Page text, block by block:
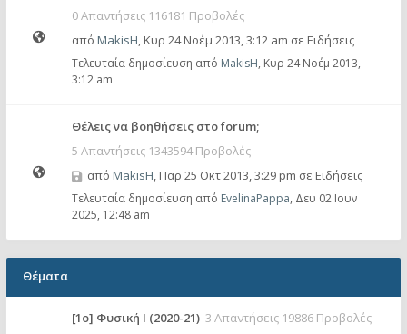
0 Απαντήσεις 116181 Προβολές
από MakisH, Κυρ 24 Νοέμ 2013, 3:12 am σε Ειδήσεις
Τελευταία δημοσίευση από MakisH, Κυρ 24 Νοέμ 2013,
3:12 am
Θέλεις να βοηθήσεις στο forum;
5 Απαντήσεις 1343594 Προβολές
από MakisH, Παρ 25 Οκτ 2013, 3:29 pm σε Ειδήσεις
Τελευταία δημοσίευση από EvelinaPappa, Δευ 02 Ιουν
2025, 12:48 am
Θέματα
[1o] Φυσική Ι (2020-21) 3 Απαντήσεις 19886 Προβολές